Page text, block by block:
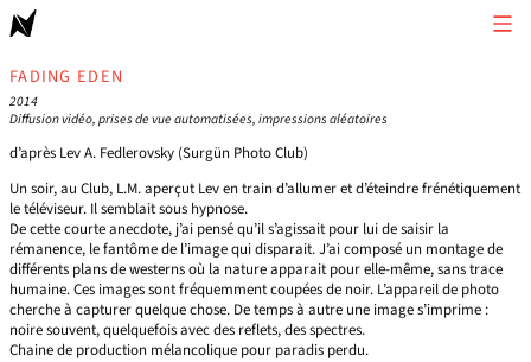
FADING EDEN
2014
Diffusion vidéo, prises de vue automatisées, impressions aléatoires
d’après Lev A. Fedlerovsky (Surgün Photo Club)
Un soir, au Club, L.M. aperçut Lev en train d’allumer et d’éteindre frénétiquement
le téléviseur. Il semblait sous hypnose.
De cette courte anecdote, j’ai pensé qu’il s’agissait pour lui de saisir la
rémanence, le fantôme de l’image qui disparait. J’ai composé un montage de
différents plans de westerns où la nature apparait pour elle-même, sans trace
humaine. Ces images sont fréquemment coupées de noir. L’appareil de photo
cherche à capturer quelque chose. De temps à autre une image s’imprime :
noire souvent, quelquefois avec des reflets, des spectres.
Chaine de production mélancolique pour paradis perdu.